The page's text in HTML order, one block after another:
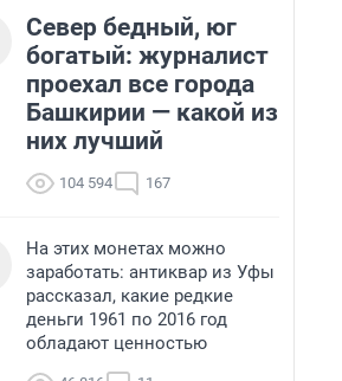
Север бедный, юг
богатый: журналист
проехал все города
Башкирии — какой из
них лучший
104 594 167
На этих монетах можно
заработать: антиквар из Уфы
рассказал, какие редкие
деньги 1961 по 2016 год
обладают ценностью